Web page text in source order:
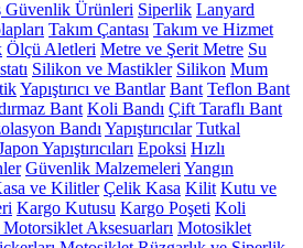
Güvenlik Ürünleri Siperlik Lanyard
Takım Çantası Takım ve Hizmet
Ölçü Aletleri Metre ve Şerit Metre Su
Silikon ve Mastikler Silikon Mum
Yapıştırıcı ve Bantlar Bant Teflon Bant
Bant Koli Bandı Çift Taraflı Bant
Bandı Yapıştırıcılar Tutkal
Yapıştırıcıları Epoksi Hızlı
Güvenlik Malzemeleri Yangın
ve Kilitler Çelik Kasa Kilit Kutu ve
Kargo Kutusu Kargo Poşeti Koli
Motorsiklet Aksesuarları Motosiklet